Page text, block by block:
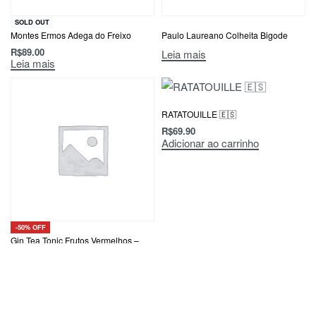
SOLD OUT
Montes Ermos Adega do Freixo
R$89.00
Leia mais
Paulo Laureano Colheita Bigode
Leia mais
-50% OFF
Gin Tea Tonic Frutos Vermelhos –
RATATOUILLE 🇪🇸
R$69.90
Adicionar ao carrinho